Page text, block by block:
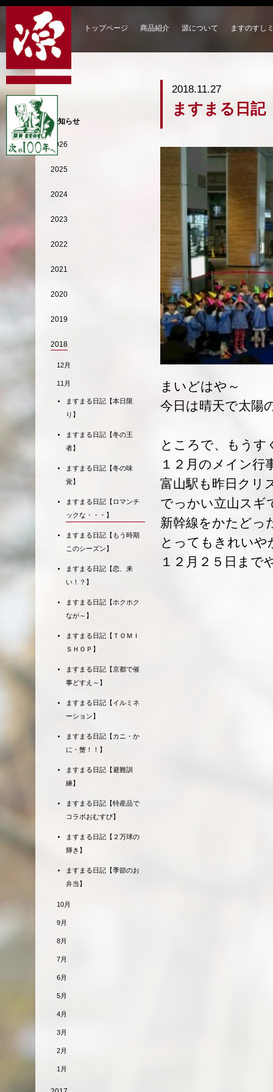
トップページ 商品紹介 源について ますのすし
2018.11.27
ますまる日記
まいどはや～
今日は晴天で太陽
ところで、もうす
１２月のメイン行
富山駅も昨日クリ
でっかい立山スギ
新幹線をかたどっ
とってもきれいや
１２月２５日まで
お知らせ
2026
2025
2024
2023
2022
2021
2020
2019
2018
12月
11月
ますまる日記【本日限
り】
ますまる日記【冬の王
者】
ますまる日記【冬の味
覚】
ますまる日記【ロマンチ
ックな・・・】
ますまる日記【もう時期
このシーズン】
ますまる日記【恋、来
い！？】
ますまる日記【ホクホク
なが～】
ますまる日記【ＴＯＭＩ
ＳＨＯＰ】
ますまる日記【京都で催
事どすえ～】
ますまる日記【イルミネ
ーション】
ますまる日記【カニ・か
に・蟹！！】
ますまる日記【避難訓
練】
ますまる日記【特産品で
コラボおむすび】
ますまる日記【２万球の
輝き】
ますまる日記【季節のお
弁当】
10月
9月
8月
7月
6月
5月
4月
3月
2月
1月